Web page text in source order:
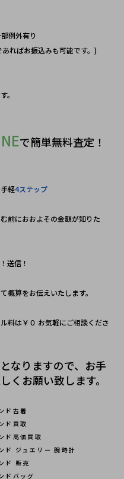
例外有り
ればお振込みも可能です。)
。
で簡単無料査定！
軽4ステップ
前におおよその金額が知りた
送信！
概算をお伝えいたします。
料は￥０ お気軽にご相談くださ
となりますので、お手
くお願い致します。
ド古着
ド買取
ド高価買取
ド ジュエリー 腕時計
ド 販売
ドバッグ